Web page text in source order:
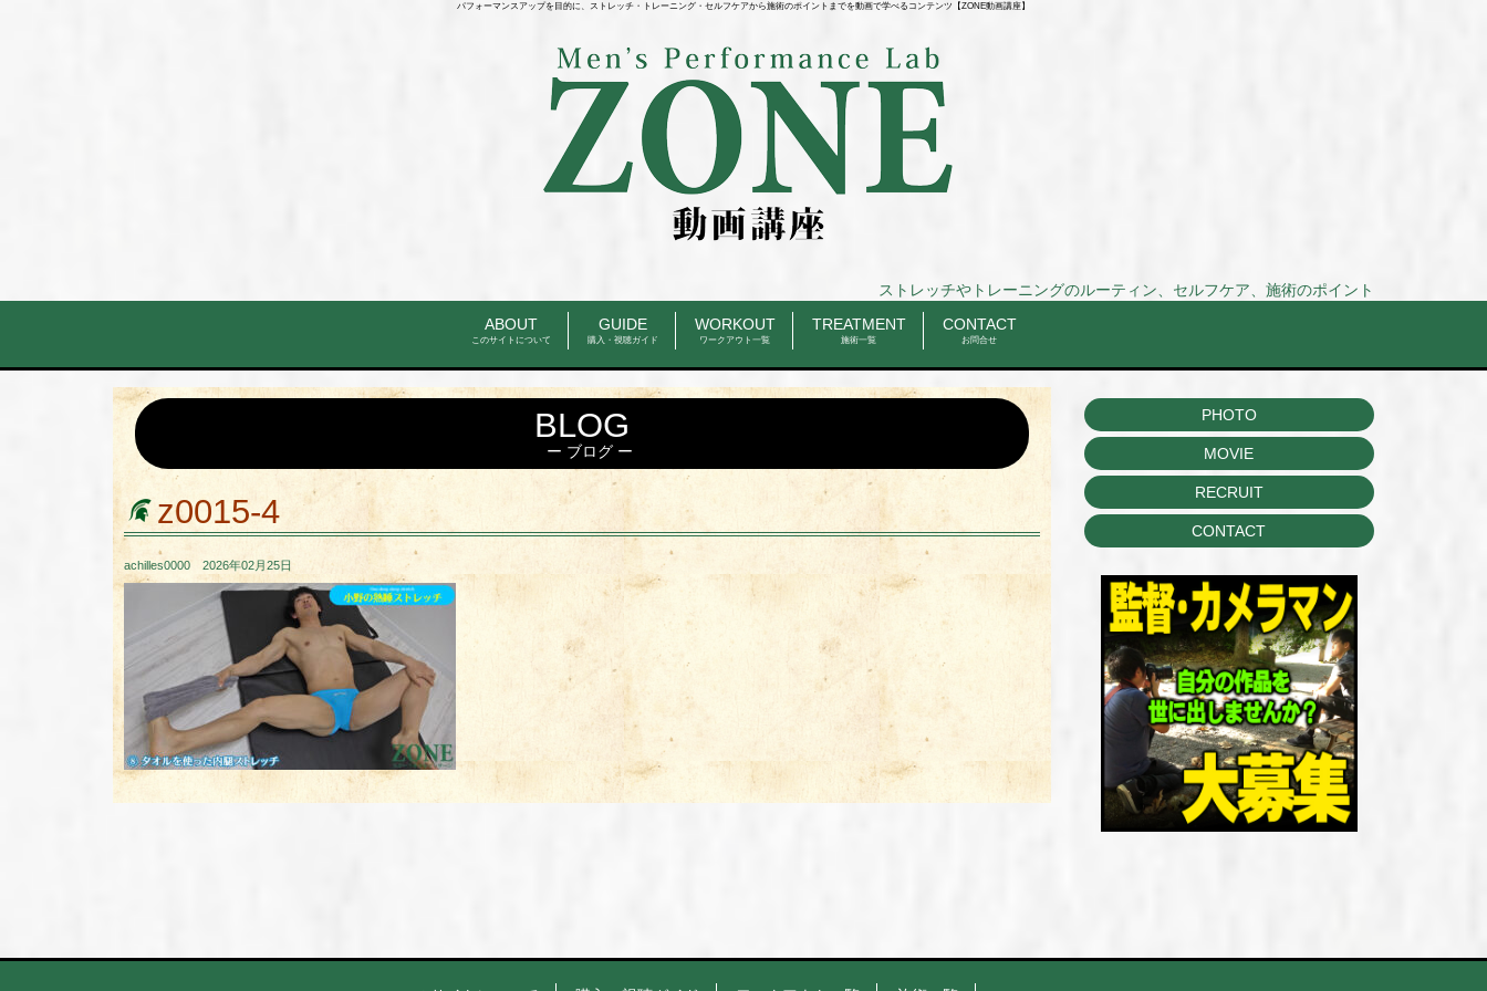
パフォーマンスアップを目的に、ストレッチ・トレーニング・セルフケアから施術のポイントまでを動画で学べるコンテンツ【ZONE動画講座】
ストレッチやトレーニングのルーティン、セルフケア、施術のポイントまでを動画で
ABOUT
このサイトについて
GUIDE
購入・視聴ガイド
WORKOUT
ワークアウト一覧
TREATMENT
施術一覧
CONTACT
お問合せ
BLOG
ブログ
z0015-4
achilles0000 2026年02月25日
PHOTO
MOVIE
RECRUIT
CONTACT